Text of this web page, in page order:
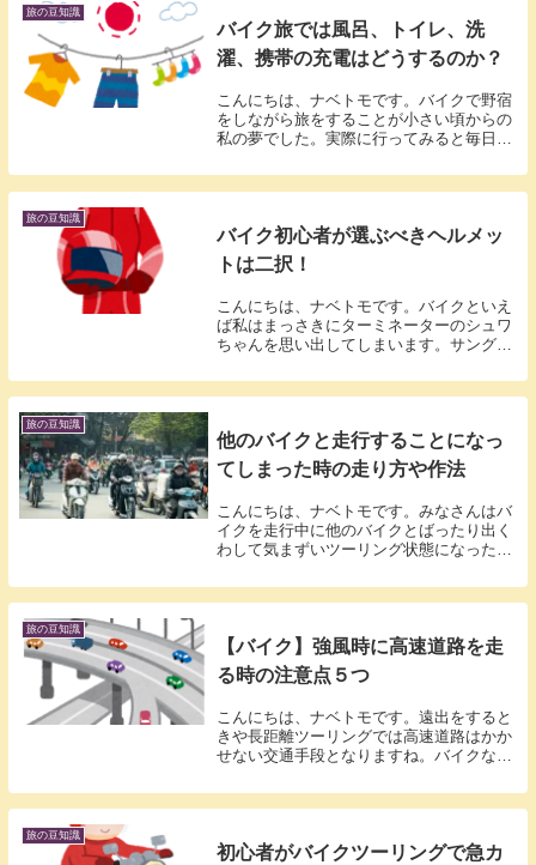
旅の豆知識
バイク旅では風呂、トイレ、洗
濯、携帯の充電はどうするのか？
こんにちは、ナベトモです。バイクで野宿
をしながら旅をすることが小さい頃からの
私の夢でした。実際に行ってみると毎日が
トやいつも見ていたはずの空もすべてが新
鮮に感じました。きっと私みたいに旅に出
旅の豆知識
バイク初心者が選ぶべきヘルメッ
トは二択！
こんにちは、ナベトモです。バイクといえ
ば私はまっさきにターミネーターのシュワ
ちゃんを思い出してしまいます。サングラ
カッコいいですね。しかし、日本では道路
交通法第七十一条によって自動二輪車では
旅の豆知識
他のバイクと走行することになっ
てしまった時の走り方や作法
こんにちは、ナベトモです。みなさんはバ
イクを走行中に他のバイクとばったり出く
わして気まずいツーリング状態になったこ
す。天気の良い日にのんびりとバイクを走
らせていると赤信号にひっかかります。す
旅の豆知識
【バイク】強風時に高速道路を走
る時の注意点５つ
こんにちは、ナベトモです。遠出をすると
きや長距離ツーリングでは高速道路はかか
せない交通手段となりますね。バイクなら
かし、天候に左右されるのがバイクのデメ
リットです。特に強風時は自動車に比べて
旅の豆知識
初心者がバイクツーリングで急カ